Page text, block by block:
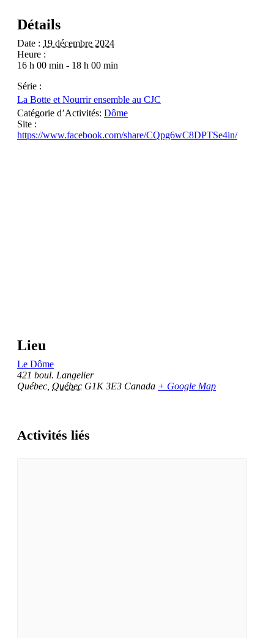
Détails
Date : 19 décembre 2024
Heure :
16 h 00 min - 18 h 00 min
Série :
La Botte et Nourrir ensemble au CJC
Catégorie d’Activités: Dôme
Site :
https://www.facebook.com/share/CQpg6wC8DPTSe4in/
Lieu
Le Dôme
421 boul. Langelier
Québec Québec G1K 3E3 Canada + Google Map
Activités liés